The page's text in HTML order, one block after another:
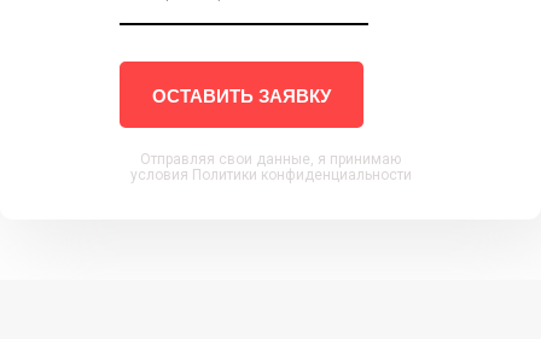
ОСТАВИТЬ ЗАЯВКУ
Отправляя свои данные, я принимаю
условия Политики конфиденциальности